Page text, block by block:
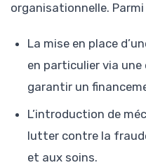
organisationnelle.
La mise en place
en particulier via une
garantir un
L’introduction de
lutter contre la
et aux soins.